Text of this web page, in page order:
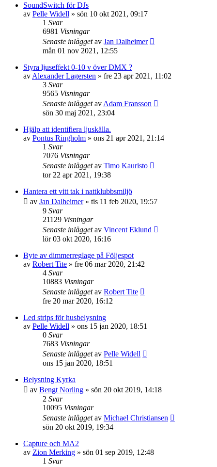
SoundSwitch för DJs
av Pelle Widell » sön 10 okt 2021, 09:17
1 Svar
6981 Visningar
Senaste inläggetav Jan Dalheimer
mån 01 nov 2021, 12:55
Styra ljuseffekt 0-10 v över DMX ?
av Alexander Lagersten » fre 23 apr 2021, 11:02
3 Svar
9565 Visningar
Senaste inläggetav Adam Fransson
sön 30 maj 2021, 23:04
Hjälp att identifiera ljuskälla.
av Pontus Ringholm » ons 21 apr 2021, 21:14
1 Svar
7076 Visningar
Senaste inläggetav Timo Kauristo
tor 22 apr 2021, 19:38
Hantera ett vitt tak i nattklubbsmiljö
av Jan Dalheimer» tis 11 feb 2020, 19:57
9 Svar
21129 Visningar
Senaste inläggetav Vincent Eklund
lör 03 okt 2020, 16:16
Byte av dimmerreglage på Följespot
av Robert Tite » fre 06 mar 2020, 21:42
4 Svar
10883 Visningar
Senaste inläggetav Robert Tite
fre 20 mar 2020, 16:12
Led strips för husbelysning
av Pelle Widell » ons 15 jan 2020, 18:51
0 Svar
7683 Visningar
Senaste inläggetav Pelle Widell
ons 15 jan 2020, 18:51
Belysning Kyrka
av Bengt Norling » sön 20 okt 2019, 14:18
2 Svar
10095 Visningar
Senaste inläggetav Michael Christiansen
sön 20 okt 2019, 19:34
Capture och MA2
av Zion Merking » sön 01 sep 2019, 12:48
1 Svar